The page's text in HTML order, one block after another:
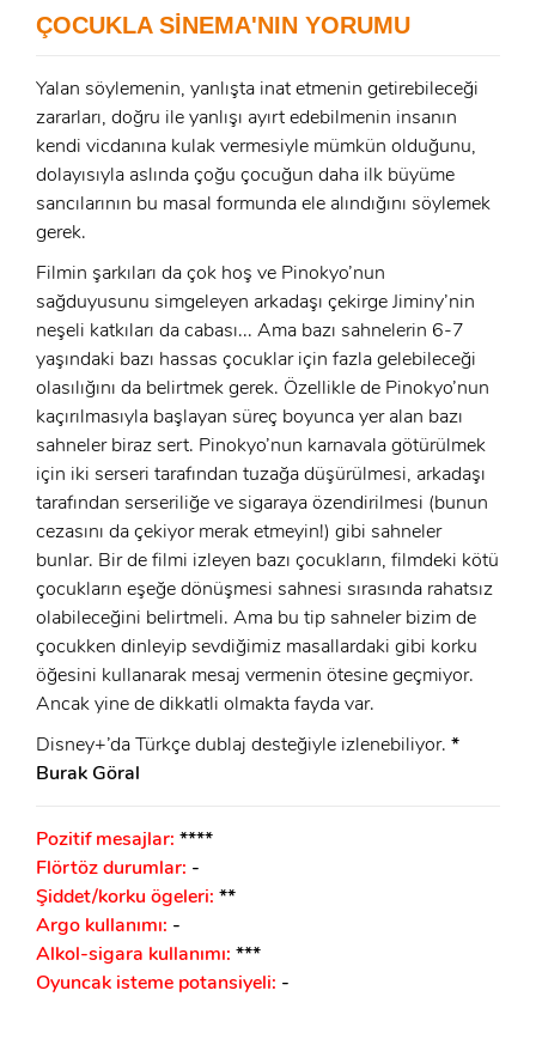
Şifre:
Beni Hatırla Şifremi Unuttum ?
GIRIŞ
E-Posta:
Şifre:
GIRIŞ
ÇOCUKLA SİNEMA'NIN YORUMU
Yalan söylemenin, yanlışta inat etmenin getirebileceği
zararları, doğru ile yanlışı ayırt edebilmenin insanın
kendi vicdanına kulak vermesiyle mümkün olduğunu,
dolayısıyla aslında çoğu çocuğun daha ilk büyüme
sancılarının bu masal formunda ele alındığını söylemek
gerek.
Filmin şarkıları da çok hoş ve Pinokyo’nun
sağduyusunu simgeleyen arkadaşı çekirge Jiminy’nin
neşeli katkıları da cabası... Ama bazı sahnelerin 6-7
yaşındaki bazı hassas çocuklar için fazla gelebileceği
olasılığını da belirtmek gerek. Özellikle de Pinokyo’nun
kaçırılmasıyla başlayan süreç boyunca yer alan bazı
sahneler biraz sert. Pinokyo’nun karnavala götürülmek
için iki serseri tarafından tuzağa düşürülmesi, arkadaşı
tarafından serseriliğe ve sigaraya özendirilmesi (bunun
cezasını da çekiyor merak etmeyin!) gibi sahneler
bunlar. Bir de filmi izleyen bazı çocukların, filmdeki kötü
çocukların eşeğe dönüşmesi sahnesi sırasında rahatsız
olabileceğini belirtmeli. Ama bu tip sahneler bizim de
çocukken dinleyip sevdiğimiz masallardaki gibi korku
öğesini kullanarak mesaj vermenin ötesine geçmiyor.
Ancak yine de dikkatli olmakta fayda var.
Disney+’da Türkçe dublaj desteğiyle izlenebiliyor. *
Burak Göral
Pozitif mesajlar: ****
Flörtöz durumlar: -
Şiddet/korku ögeleri: **
Argo kullanımı: -
Alkol-sigara kullanımı: ***
Oyuncak isteme potansiyeli: -